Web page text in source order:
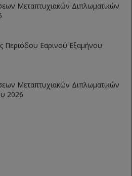
Μεταπτυχιακών Διπλωματικών
Περιόδου Εαρινού Εξαμήνου
Μεταπτυχιακών Διπλωματικών
2026